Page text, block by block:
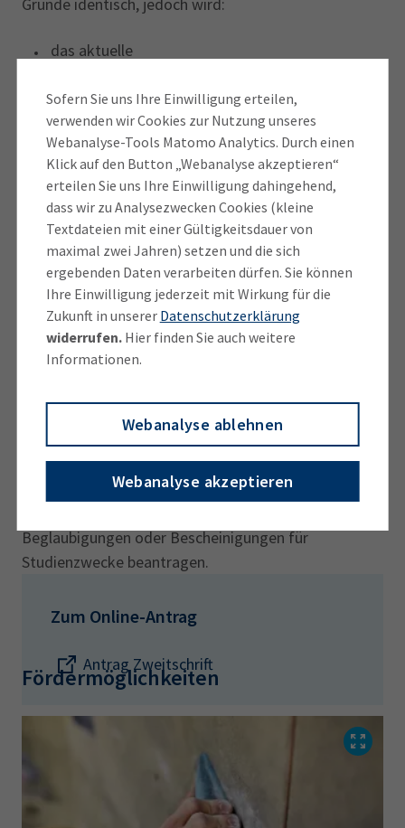
Sofern Sie uns Ihre Einwilligung erteilen,
verwenden wir Cookies zur Nutzung unseres
Webanalyse-Tools Matomo Analytics. Durch einen
Klick auf den Button „Webanalyse akzeptieren“
erteilen Sie uns Ihre Einwilligung dahingehend,
dass wir zu Analysezwecken Cookies (kleine
Textdateien mit einer Gültigkeitsdauer von
maximal zwei Jahren) setzen und die sich
ergebenden Daten verarbeiten dürfen. Sie können
Ihre Einwilligung jederzeit mit Wirkung für die
Zukunft in unserer Datenschutzerklärung
widerrufen.Hier finden Sie auch weitere
Informationen.
Webanalyse ablehnen
Webanalyse akzeptieren
das aktuelle
verwendet
und ein Zweitschriftenvermerk angebracht.
Zurück zur Übersicht
Kosten
Die Erteilung einer Zweitschrift ist gemäß
Gebührenordnung der IHK für München und
Oberbayern kostenpflichtig. Die Höhe der Gebühr ist
Gebührentarif der IHK für München und
Oberbayern
geregelt. Die Gebühr beträgt pro Zweitschrift EURO
Antragstellung die Gebührenpflicht ausgelöst wird!
Zurück zur Übersicht
Zum Online-Antrag
Hier können Sie über unser
Online-Formular
Beglaubigungen oder Bescheinigungen für
Studienzwecke beantragen.
Zum Online-Antrag
Antrag Zweitschrift
Fördermöglichkeiten